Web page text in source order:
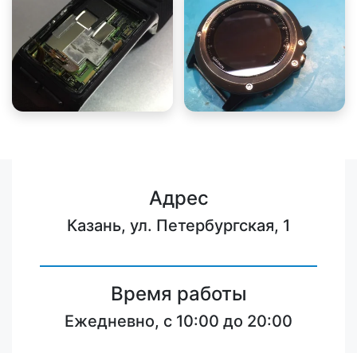
Адрес
Казань, ул. Петербургская, 1
Время работы
Ежедневно, с 10:00 до 20:00